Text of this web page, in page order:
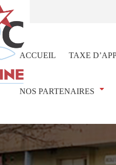
ACCUEIL TAXE
NOS PARTENAIRES